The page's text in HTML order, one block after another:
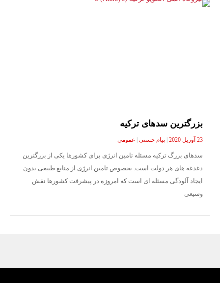
بزرگترین سدهای ترکیه
23 آوریل 2020 پیام حسنی عمومی
سدهای بزرگ ترکیه مسئله تامین انرژی برای کشورها یکی از بزرگترین
دغدغه های هر دولت است. بخصوص تامین انرژی از منابع طبیعی بدون
ایجاد آلودگی مسئله ای است که امروزه در پیشرفت کشورها نقش
وسیعی